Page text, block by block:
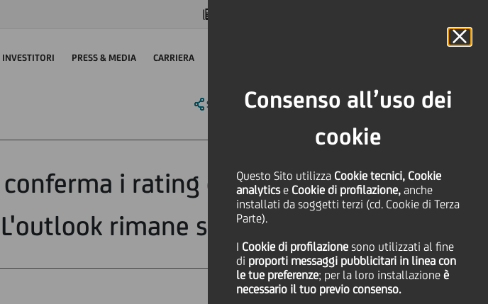
Consenso all’uso dei
cookie
Questo Sito utilizza Cookie tecnici, Cookie
analyticse Cookie di profilazione, anche
installati da soggetti terzi (cd. Cookie di Terza
Parte).
I Cookie di profilazione sono utilizzati al fine
di proporti messaggi pubblicitari in linea con
le tue preferenze; per la loro installazione è
necessario il tuo previo consenso.
INVESTITORI PRESS & MEDIA CARRIERA
SHARE PRINT SEND
i rating di lungo e di
rimane stabile